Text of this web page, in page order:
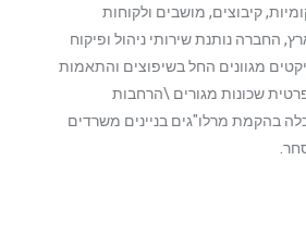
קיבוצים, מושבים ולקוחות
החברה נותנת שירותי ניהול ופיקוח
מגוונים החל בשיפוצים והתאמות
שכונות מגורים \הרחבות
בהקמת מרלו"גים בניינים משרדים